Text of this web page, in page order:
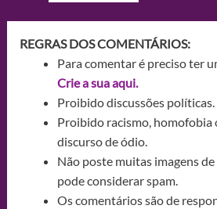
REGRAS DOS COMENTÁRIOS:
Para comentar é preciso ter
Crie a sua aqui.
Proibido discussões políticas.
Proibido racismo, homofobia
discurso de ódio.
Não poste muitas imagens
pode considerar spam.
Os comentários são de